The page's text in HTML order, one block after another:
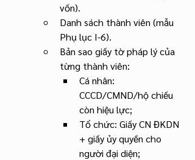
vốn).
Danh sách thành viên (mẫu
Phụ lục I-6).
Bản sao giấy tờ pháp lý của
từng thành viên:
Cá nhân:
CCCD/CMND/hộ chiếu
còn hiệu lực;
Tổ chức: Giấy CN ĐKDN
+ giấy ủy quyền cho
người đại diện;